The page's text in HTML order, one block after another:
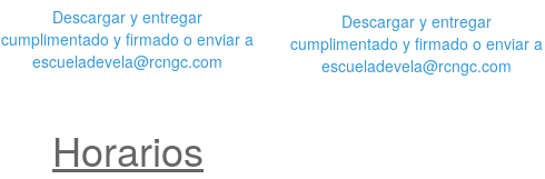
Descargar y entregar
cumplimentado y firmado o enviar a
escueladevela@rcngc.com
Descargar y entregar
cumplimentado y firmado o enviar a
escueladevela@rcngc.com
Horarios